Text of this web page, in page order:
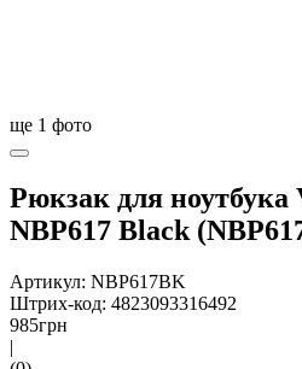
ще 1 фото
Рюкзак для ноутбука
NBP617 Black
Артикул: NBP617BK
Штрих-код: 4823093316492
985грн
|